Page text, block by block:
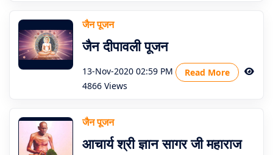
जैन पूजन
जैन दीपावली पूजन
13-Nov-2020 02:59 PM
Read More
4866 Views
जैन पूजन
आचार्य श्री ज्ञान सागर जी महाराज